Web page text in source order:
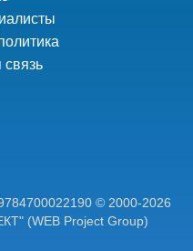
© 2000-2026
(WEB Project Group)